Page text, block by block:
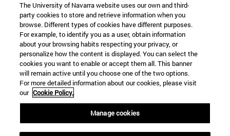
The University of Navarra website uses our own and third-
party cookies to store and retrieve information when you
browse. Different types of cookies have different purposes.
For example, to identify you as a user, obtain information
about your browsing habits respecting your privacy, or
personalize how the content is displayed. You can select the
cookies you want to enable or accept them all. This banner
will remain active until you choose one of the two options.
For more detailed information about our cookies, please visit
our Cookie Policy.
Manage cookies